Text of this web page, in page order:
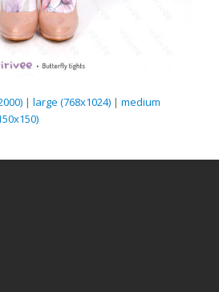
| large (768x1024)| medium